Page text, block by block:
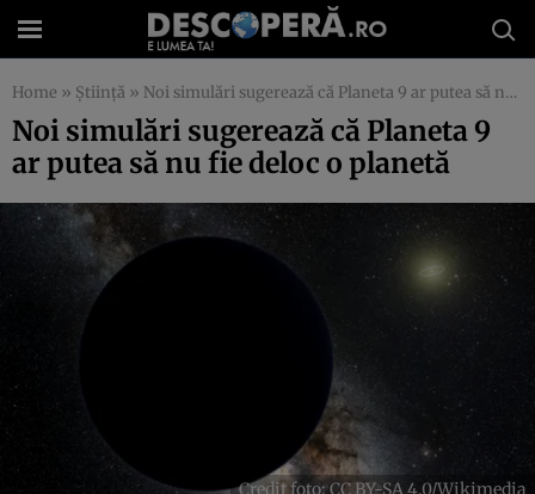
Home » Știință » Noi simulări sugerează că Planeta 9 ar putea să nu fie deloc o planetă
Noi simulări sugerează că Planeta 9
ar putea să nu fie deloc o planetă
Credit foto: CC BY-SA 4.0/Wikimedia